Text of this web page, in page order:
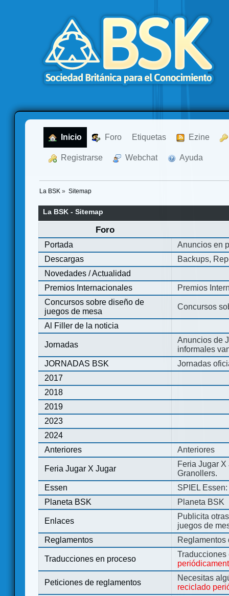
Inicio Foro Etiquetas Ezine
Registrarse Webchat Ayuda
La BSK » Sitemap
La BSK - Sitemap
Foro
Portada
Anuncios en
Descargas
Backups,
Novedades / Actualidad
Premios Internacionales
Premios
Concursos sobre diseño de
juegos de mesa
Concursos
Al Filler de la noticia
Jornadas
Anuncios de
informales
JORNADAS BSK
Jornadas
2017
2018
2019
2023
2024
Anteriores
Anteriores
Feria Jugar X Jugar
Feria Jugar
Granollers.
Essen
SPIEL
Planeta BSK
Planeta BSK
Enlaces
Publicita
juegos de
Reglamentos
Reglamentos
Traducciones en proceso
Peticiones de reglamentos
Necesitas
reciclado